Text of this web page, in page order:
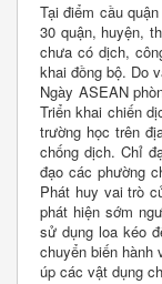
Tại điểm cầu
30 quận, huyện,
chưa có dịch,
khai đồng bộ. Do
Ngày ASEAN
Triển khai chiến
trường học trên
chống dịch. Chỉ
đạo các phường
Phát huy vai trò
phát hiện sớm
sử dụng loa kéo
chuyển biến hành
úp các vật dụng